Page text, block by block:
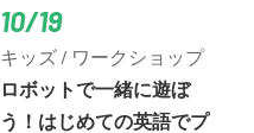
10/19
キッズ / ワークショップ
ロボットで一緒に遊ぼ
う！はじめての英語でプ